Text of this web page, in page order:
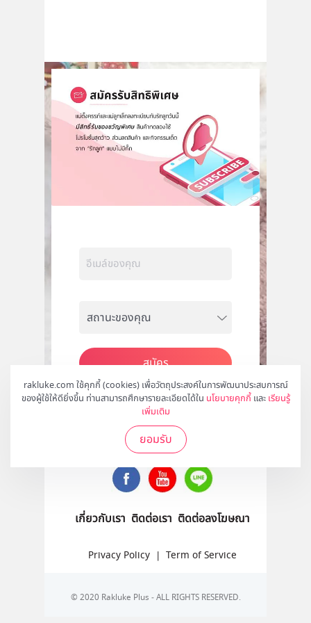
rakluke.com ใช้คุกกี้ (cookies) เพื่อวัตถุประสงค์ในการพัฒนาประสบการณ์
ของผู้ใช้ให้ดียิ่งขึ้น ท่านสามารถศึกษารายละเอียดได้ใน นโยบายคุกกี้ และ เรียนรู้
เพิ่มเติม
ยอมรับ
สมัคร
ติดตามเราได้ที่
เกี่ยวกับเรา ติดต่อเรา ติดต่อลงโฆษณา
Privacy Policy | Term of Service
© 2020 Rakluke Plus - ALL RIGHTS RESERVED.